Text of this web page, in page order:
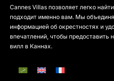
Cannes Villas позволяет легко
подходит именно вам. Мы
информацией об окрестностях и
впечатлений, чтобы предоставить
вилл в Каннах.